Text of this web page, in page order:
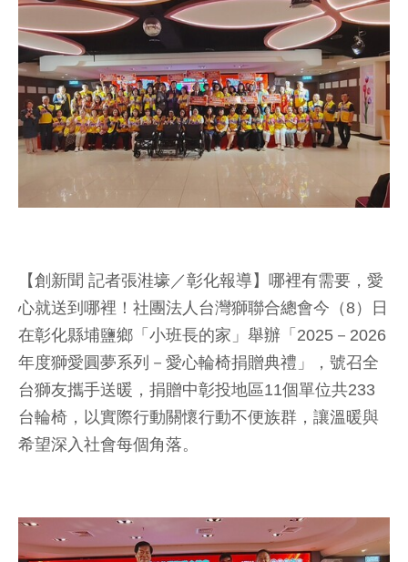
【創新聞 記者張溎壕／彰化報導】哪裡有需要，愛
心就送到哪裡！社團法人台灣獅聯合總會今（8）日
在彰化縣埔鹽鄉「小班長的家」舉辦「2025－2026
年度獅愛圓夢系列－愛心輪椅捐贈典禮」，號召全
台獅友攜手送暖，捐贈中彰投地區11個單位共233
台輪椅，以實際行動關懷行動不便族群，讓溫暖與
希望深入社會每個角落。